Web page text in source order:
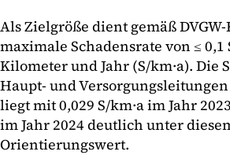
Als Zielgröße dient gemäß
maximale Schadensrate von ≤ 0,1
Kilometer und Jahr (S/km·a). Die
Haupt- und Versorgungsleitungen
liegt mit 0,029 S/km·a im Jahr
im Jahr 2024 deutlich unter
Orientierungswert.